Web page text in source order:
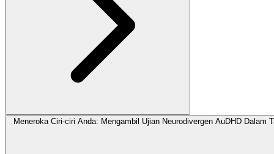
Meneroka Ciri-ciri Anda: Mengambil Ujian Neurodivergen AuDHD Dalam